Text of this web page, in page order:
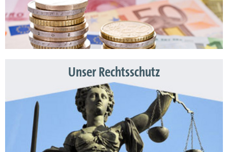
Unser Rechtsschutz